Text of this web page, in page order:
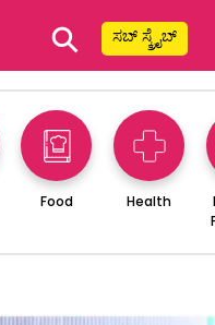
⚲ ಸಬ್ ಸ್ಕ್ರೈಬ್
Food Health